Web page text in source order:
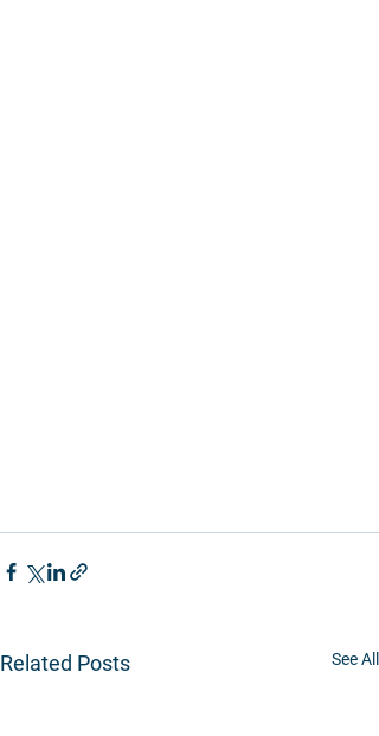
Related Posts See All